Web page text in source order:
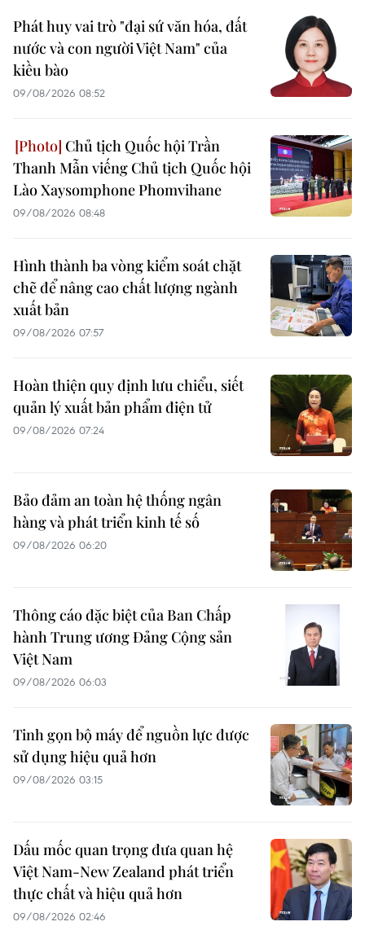
Phát huy vai trò "đại sứ văn hóa, đất
nước và con người Việt Nam" của
kiều bào
09/08/2026 08:52
Chủ tịch Quốc hội Trần
Thanh Mẫn viếng Chủ tịch Quốc hội
Lào Xaysomphone Phomvihane
09/08/2026 08:48
Hình thành ba vòng kiểm soát chặt
chẽ để nâng cao chất lượng ngành
xuất bản
09/08/2026 07:57
Hoàn thiện quy định lưu chiểu, siết
quản lý xuất bản phẩm điện tử
09/08/2026 07:24
Bảo đảm an toàn hệ thống ngân
hàng và phát triển kinh tế số
09/08/2026 06:20
Thông cáo đặc biệt của Ban Chấp
hành Trung ương Đảng Cộng sản
Việt Nam
09/08/2026 06:03
Tinh gọn bộ máy để nguồn lực được
sử dụng hiệu quả hơn
09/08/2026 03:15
Dấu mốc quan trọng đưa quan hệ
Việt Nam-New Zealand phát triển
thực chất và hiệu quả hơn
09/08/2026 02:46